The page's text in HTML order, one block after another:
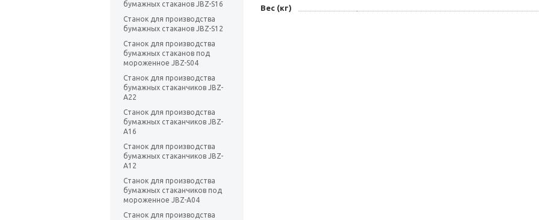
бумажных стаканов JBZ-S16
Станок для производства
бумажных стаканов JBZ-S12
Станок для производства
бумажных стаканов под
мороженное JBZ-S04
Станок для производства
бумажных стаканчиков JBZ-
A22
Станок для производства
бумажных стаканчиков JBZ-
A16
Станок для производства
бумажных стаканчиков JBZ-
A12
Станок для производства
бумажных стаканчиков под
мороженное JBZ-A04
Станок для производства
Вес (кг)